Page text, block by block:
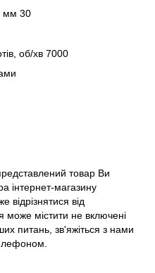
мм 30
об/хв 7000
товар Ви
інтернет-магазину
відрізнятися від
містити не включені
питань, зв'яжіться з нами